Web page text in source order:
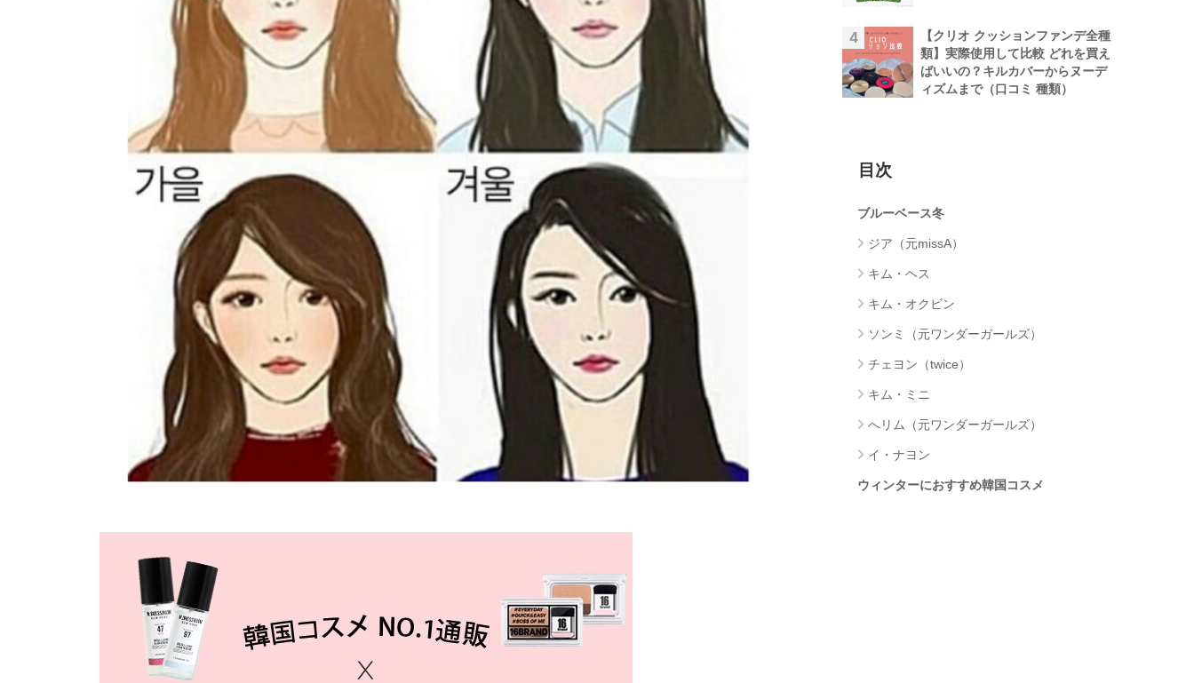
4
【クリオ クッションファンデ全種
類】実際使用して比較 どれを買え
ばいいの？キルカバーからヌーデ
ィズムまで（口コミ 種類）
目次
ブルーベース冬
ジア（元missA）
キム・ヘス
キム・オクビン
ソンミ（元ワンダーガールズ）
チェヨン（twice）
キム・ミニ
へリム（元ワンダーガールズ）
イ・ナヨン
ウィンターにおすすめ韓国コスメ